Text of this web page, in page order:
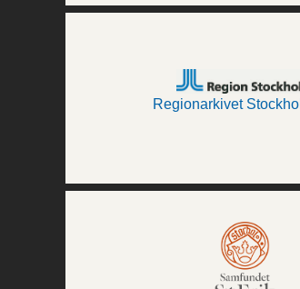
Regionarkivet